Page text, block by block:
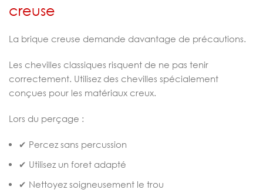
creuse
La brique creuse demande davantage de précautions.
Les chevilles classiques risquent de ne pas tenir
correctement. Utilisez des chevilles spécialement
conçues pour les matériaux creux.
Lors du perçage :
✔ Percez sans percussion
✔ Utilisez un foret adapté
✔ Nettoyez soigneusement le trou